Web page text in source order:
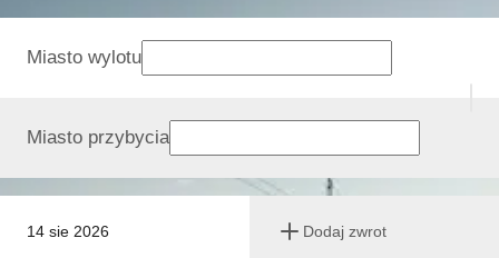
14 sie 2026 Dodaj zwrot
Miasto wylotu
Miasto przybycia